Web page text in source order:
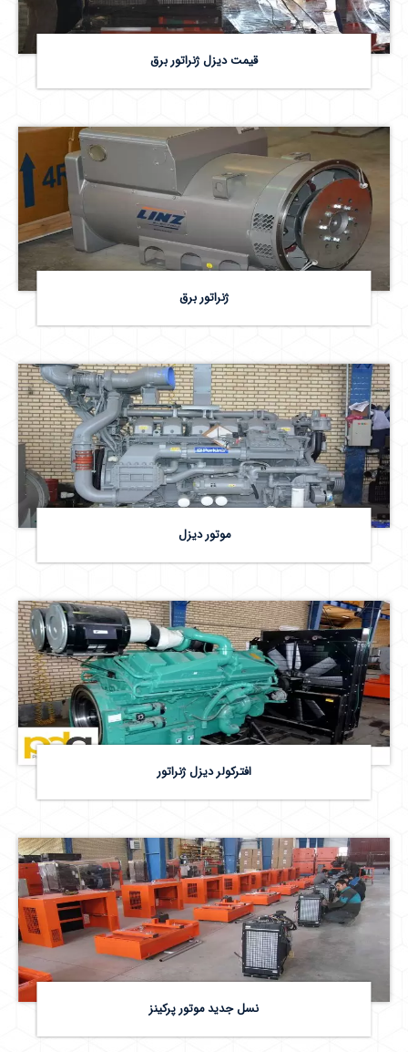
قیمت دیزل ژنراتور برق
ژنراتور برق
موتور دیزل
افترکولر دیزل ژنراتور
نسل جدید موتور پرکینز